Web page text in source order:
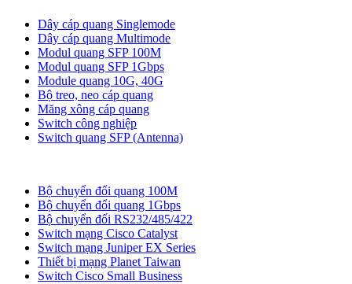
Dây cáp quang Singlemode
Dây cáp quang Multimode
Modul quang SFP 100M
Modul quang SFP 1Gbps
Module quang 10G, 40G
Bộ treo, neo cáp quang
Măng xông cáp quang
Switch công nghiệp
Switch quang SFP (Antenna)
Bộ chuyển đổi quang 100M
Bộ chuyển đổi quang 1Gbps
Bộ chuyển đối RS232/485/422
Switch mạng Cisco Catalyst
Switch mạng Juniper EX Series
Thiết bị mạng Planet Taiwan
Switch Cisco Small Business